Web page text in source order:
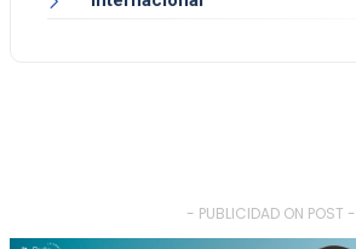
- PUBLICIDAD ON POST -